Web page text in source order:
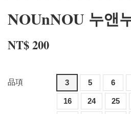
NOUnNOU 누앤
NT$ 200
品項 3 5 6
16 24 25